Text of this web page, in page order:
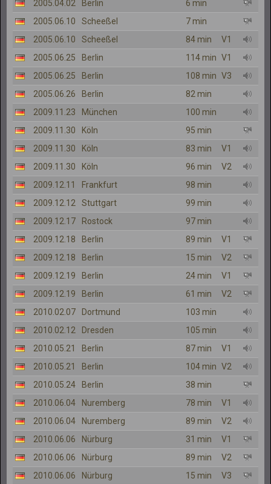
2005.04.02
Berlin
6 min
2005.06.10
Scheeßel
7 min
2005.06.10
Scheeßel 84 min
V1
2005.06.25
Berlin 114 min V1
2005.06.25
Berlin 108 min V3
2005.06.26
Berlin
82 min
2009.11.23
München
100 min
2009.11.30
Köln
95 min
2009.11.30
Köln 83 min
V1
2009.11.30
Köln 96 min
V2
2009.12.11
Frankfurt
98 min
2009.12.12
Stuttgart
99 min
2009.12.17
Rostock
97 min
2009.12.18
Berlin 89 min
V1
2009.12.18
Berlin 15 min
V2
2009.12.19
Berlin 24 min
V1
2009.12.19
Berlin 61 min
V2
2010.02.07
Dortmund
103 min
2010.02.12
Dresden
105 min
2010.05.21
Berlin 87 min
V1
2010.05.21
Berlin 104 min V2
2010.05.24
Berlin
38 min
2010.06.04
Nuremberg 78 min
V1
2010.06.04
Nuremberg 89 min
V2
2010.06.06
Nürburg 31 min
V1
2010.06.06
Nürburg 89 min
V2
2010.06.06
Nürburg 15 min
V3